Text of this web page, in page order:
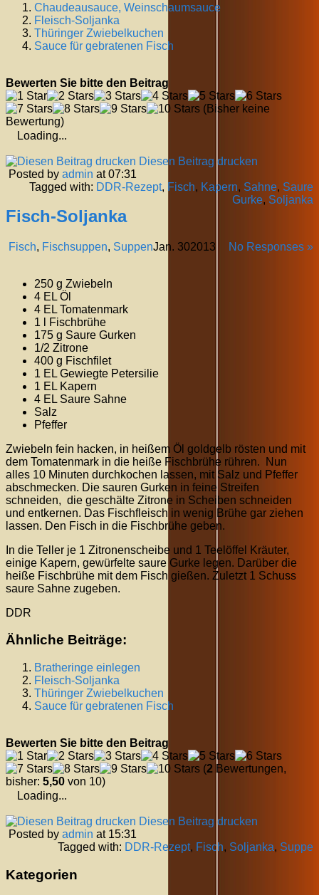
Chaudeausauce, Weinschaumsauce
Fleisch-Soljanka
Thüringer Zwiebelkuchen
Sauce für gebratenen Fisch
Bewerten Sie bitte den Beitrag
(Bisher keine
Bewertung)
Loading...
Diesen Beitrag drucken
Posted by admin at 07:31
Tagged with: DDR-Rezept, Fisch, Kapern, Sahne, Saure
Gurke, Soljanka
Fisch-Soljanka
Fisch, Fischsuppen, Suppen No Responses »
Jan. 302013
250 g Zwiebeln
4 EL Öl
4 EL Tomatenmark
1 l Fischbrühe
175 g Saure Gurken
1/2 Zitrone
400 g Fischfilet
1 EL Gewiegte Petersilie
1 EL Kapern
4 EL Saure Sahne
Salz
Pfeffer
Zwiebeln fein hacken, in heißem Öl goldgelb rösten und mit
dem Tomatenmark in die heiße Fischbrühe rühren. Nun
alles 10 Minuten durchkochen lassen, mit Salz und Pfeffer
abschmecken. Die sauren Gurken in feine Streifen
schneiden, die geschälte Zitrone in Scheiben schneiden
und entkernen. Das Fischfleisch in wenig Brühe gar ziehen
lassen. Den Fisch in die Fischbrühe geben.
In die Teller je 1 Zitronenscheibe und 1 Teelöffel Kräuter,
einige Kapern, gewürfelte saure Gurke legen. Darüber die
heiße Fischbrühe mit dem Fisch gießen. Zuletzt 1 Schuss
saure Sahne zugeben.
DDR
Ähnliche Beiträge:
Bratheringe einlegen
Fleisch-Soljanka
Thüringer Zwiebelkuchen
Sauce für gebratenen Fisch
Bewerten Sie bitte den Beitrag
(2 Bewertungen,
bisher: 5,50 von 10)
Loading...
Diesen Beitrag drucken
Posted by admin at 15:31
Tagged with: DDR-Rezept, Fisch, Soljanka, Suppe
Kategorien